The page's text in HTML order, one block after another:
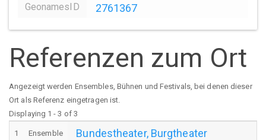
GeonamesID 2761367
Referenzen zum Ort
Angezeigt werden Ensembles, Bühnen und Festivals, bei denen dieser
Ort als Referenz eingetragen ist.
Displaying 1 - 3 of 3
1 Ensemble Bundestheater, Burgtheater